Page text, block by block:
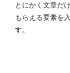
とにかく文章だ
もらえる要素を
す。